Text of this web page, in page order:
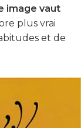
image vaut
plus vrai
et de